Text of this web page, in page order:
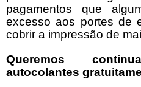
pagamentos que
excesso aos portes de
cobrir a impressão de
Queremos
autocolantes